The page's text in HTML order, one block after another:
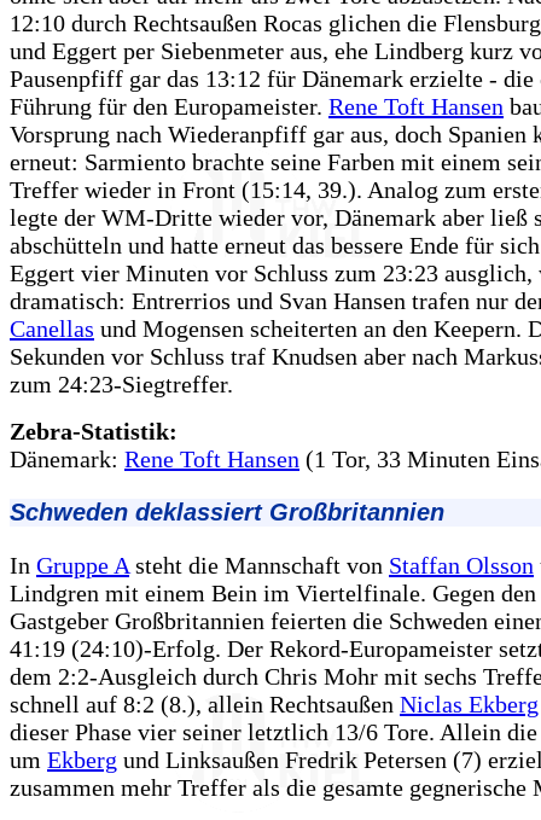
12:10 durch Rechtsaußen Rocas glichen die
und Eggert per Siebenmeter aus, ehe Lindberg kurz
Pausenpfiff gar das 13:12 für Dänemark erzielte - die
Führung für den Europameister. Rene Toft Hansen
Vorsprung nach Wiederanpfiff gar aus, doch Spanien
erneut: Sarmiento brachte seine Farben mit einem
Treffer wieder in Front (15:14, 39.). Analog zum
legte der WM-Dritte wieder vor, Dänemark aber ließ
abschütteln und hatte erneut das bessere Ende für
Eggert vier Minuten vor Schluss zum 23:23 ausglich,
dramatisch: Entrerrios und Svan Hansen trafen nur
Canellas und Mogensen scheiterten an den Keepern.
Sekunden vor Schluss traf Knudsen aber nach
zum 24:23-Siegtreffer.
Zebra-Statistik:
Dänemark: Rene Toft Hansen (1 Tor, 33 Minuten
Schweden deklassiert Großbritannien
In Gruppe A steht die Mannschaft von Staffan Olsson
Lindgren mit einem Bein im Viertelfinale. Gegen
Gastgeber Großbritannien feierten die Schweden
41:19 (24:10)-Erfolg. Der Rekord-Europameister
dem 2:2-Ausgleich durch Chris Mohr mit sechs
schnell auf 8:2 (8.), allein Rechtsaußen Niclas Ekberg
dieser Phase vier seiner letztlich 13/6 Tore. Allein
um Ekberg und Linksaußen Fredrik Petersen (7)
zusammen mehr Treffer als die gesamte gegnerische